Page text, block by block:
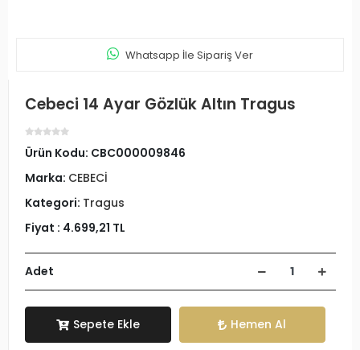
Whatsapp İle Sipariş Ver
Cebeci 14 Ayar Gözlük Altın Tragus
Ürün Kodu: CBC000009846
Marka: CEBECİ
Kategori: Tragus
Fiyat : 4.699,21 TL
Adet
Sepete Ekle Hemen Al